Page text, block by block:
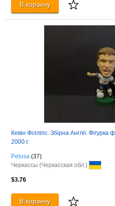
В корзину
Кевін Філліпс. Збірна Англії.
2000 г.
Pelusa (37)
Черкассы (Черкасская обл.)
$3.76
В корзину